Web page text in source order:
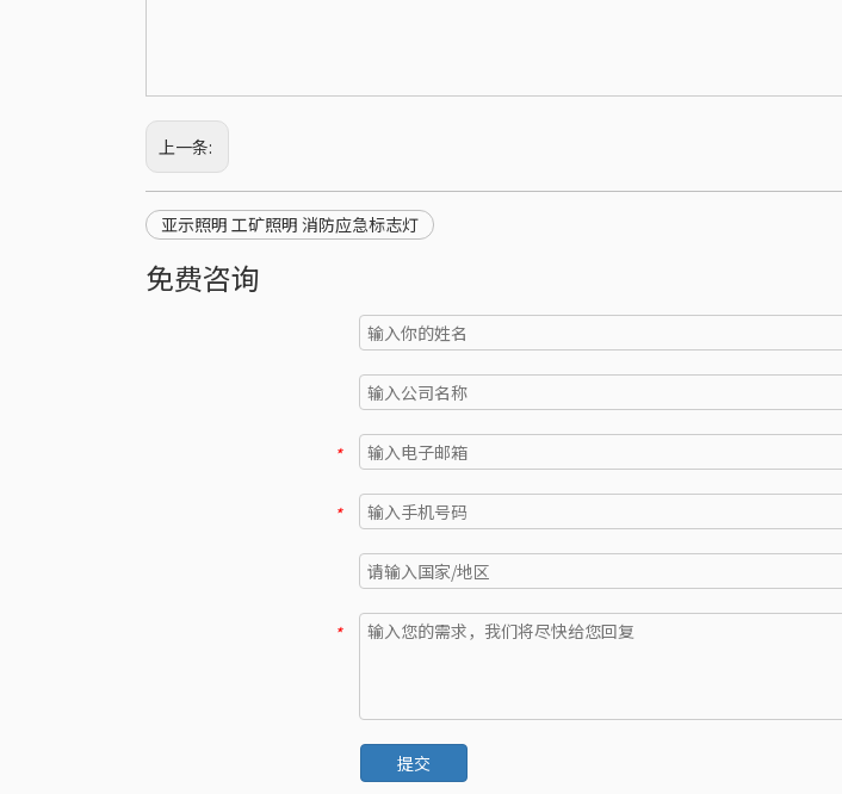
上一条:
亚示照明 工矿照明 消防应急标志灯
免费咨询
*
*
*
提交